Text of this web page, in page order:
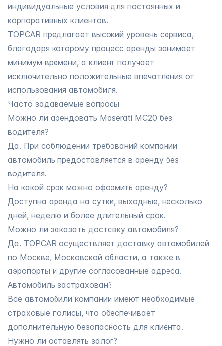
индивидуальные условия для постоянных и
корпоративных клиентов.
TOPCAR предлагает высокий уровень сервиса,
благодаря которому процесс аренды занимает
минимум времени, а клиент получает
исключительно положительные впечатления от
использования автомобиля.
Часто задаваемые вопросы
Можно ли арендовать Maserati MC20 без
водителя?
Да. При соблюдении требований компании
автомобиль предоставляется в аренду без
водителя.
На какой срок можно оформить аренду?
Доступна аренда на сутки, выходные, несколько
дней, неделю и более длительный срок.
Можно ли заказать доставку автомобиля?
Да. TOPCAR осуществляет доставку автомобилей
по Москве, Московской области, а также в
аэропорты и другие согласованные адреса.
Автомобиль застрахован?
Все автомобили компании имеют необходимые
страховые полисы, что обеспечивает
дополнительную безопасность для клиента.
Нужно ли оставлять залог?